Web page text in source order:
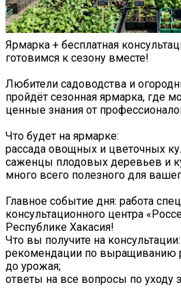
Ярмарка + бесплатная
готовимся к сезону вместе!
Любители садоводства и
пройдёт сезонная ярмарка, где
ценные знания от
Что будет на ярмарке:
рассада овощных и цветочных
саженцы плодовых деревьев и
много всего полезного для
Главное событие дня: работа
консультационного центра
Республике Хакасия!
Что вы получите на консультации:
рекомендации по выращиванию
до урожая;
ответы на все вопросы по уходу